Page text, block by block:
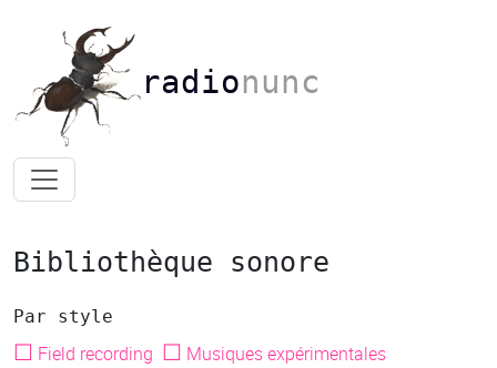
radionunc
Bibliothèque sonore
Par style
☐ Field recording ☐ Musiques expérimentales